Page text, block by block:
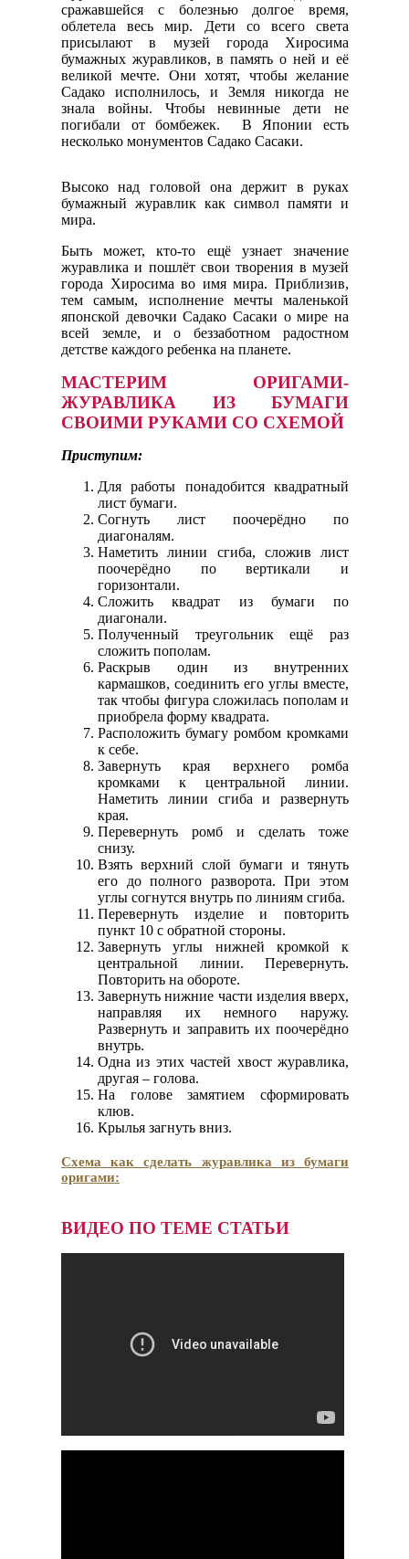
сражавшейся с болезнью долгое время,
облетела весь мир. Дети со всего света
присылают в музей города Хиросима
бумажных журавликов, в память о ней и её
великой мечте. Они хотят, чтобы желание
Садако исполнилось, и Земля никогда не
знала войны. Чтобы невинные дети не
погибали от бомбежек. В Японии есть
несколько монументов Садако Сасаки.
Высоко над головой она держит в руках
бумажный журавлик как символ памяти и
мира.
Быть может, кто-то ещё узнает значение
журавлика и пошлёт свои творения в музей
города Хиросима во имя мира. Приблизив,
тем самым, исполнение мечты маленькой
японской девочки Садако Сасаки о мире на
всей земле, и о беззаботном радостном
детстве каждого ребенка на планете.
МАСТЕРИМ ОРИГАМИ-
ЖУРАВЛИКА ИЗ БУМАГИ
СВОИМИ РУКАМИ СО СХЕМОЙ
Приступим:
Для работы понадобится квадратный
лист бумаги.
Согнуть лист поочерёдно по
диагоналям.
Наметить линии сгиба, сложив лист
поочерёдно по вертикали и
горизонтали.
Сложить квадрат из бумаги по
диагонали.
Полученный треугольник ещё раз
сложить пополам.
Раскрыв один из внутренних
кармашков, соединить его углы вместе,
так чтобы фигура сложилась пополам и
приобрела форму квадрата.
Расположить бумагу ромбом кромками
к себе.
Завернуть края верхнего ромба
кромками к центральной линии.
Наметить линии сгиба и развернуть
края.
Перевернуть ромб и сделать тоже
снизу.
Взять верхний слой бумаги и тянуть
его до полного разворота. При этом
углы согнутся внутрь по линиям сгиба.
Перевернуть изделие и повторить
пункт 10 с обратной стороны.
Завернуть углы нижней кромкой к
центральной линии. Перевернуть.
Повторить на обороте.
Завернуть нижние части изделия вверх,
направляя их немного наружу.
Развернуть и заправить их поочерёдно
внутрь.
Одна из этих частей хвост журавлика,
другая – голова.
На голове замятием сформировать
клюв.
Крылья загнуть вниз.
Схема как сделать журавлика из бумаги
оригами:
ВИДЕО ПО ТЕМЕ СТАТЬИ